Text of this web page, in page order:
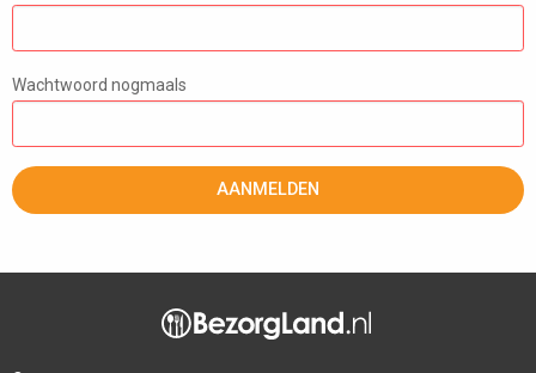
Wachtwoord nogmaals
AANMELDEN